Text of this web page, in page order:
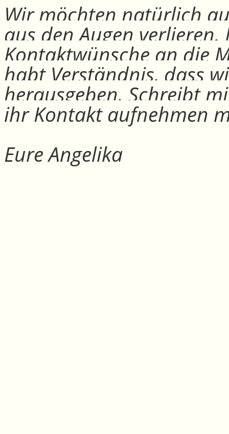
Wir möchten natürlich
aus den Augen
Kontaktwünsche an die
habt Verständnis, dass
herausgeben. Schreibt
ihr Kontakt aufnehmen
Eure Angelika